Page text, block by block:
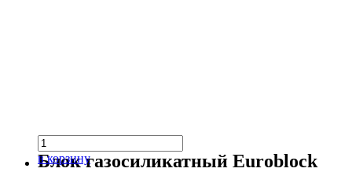
в корзину
Блок газосиликатный Euroblock